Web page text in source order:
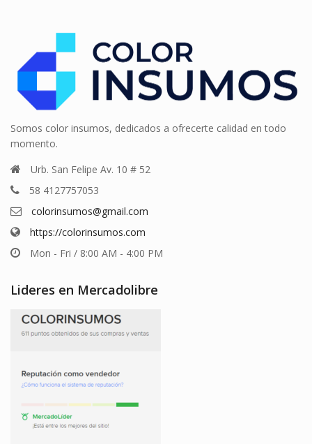
Somos color insumos, dedicados a ofrecerte calidad en todo
momento.
Urb. San Felipe Av. 10 # 52
58 4127757053
colorinsumos@gmail.com
https://colorinsumos.com
Mon - Fri / 8:00 AM - 4:00 PM
Lideres en Mercadolibre